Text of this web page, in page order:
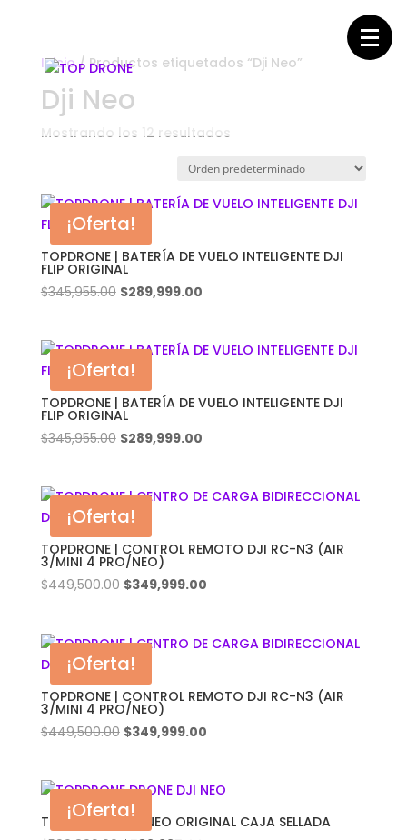
Inicio/ Productos etiquetados “Dji Neo”
Dji Neo
Mostrando los 12 resultados
¡Oferta!
TOPDRONE | BATERÍA DE VUELO INTELIGENTE DJI
FLIP ORIGINAL
$345,955.00 El
era:
$345,955.00.
$289,999.00El
es:
¡Oferta!
TOPDRONE | BATERÍA DE VUELO INTELIGENTE DJI
FLIP ORIGINAL
$345,955.00 El
era:
$345,955.00.
$289,999.00El
es:
¡Oferta!
TOPDRONE | CONTROL REMOTO DJI RC-N3 (AIR
3/MINI 4 PRO/NEO)
$449,500.00 El
era:
$449,500.00.
$349,999.00El
es:
¡Oferta!
TOPDRONE | CONTROL REMOTO DJI RC-N3 (AIR
3/MINI 4 PRO/NEO)
$449,500.00 El
era:
$449,500.00.
$349,999.00El
es:
$349,999.00.
¡Oferta!
TOPDRONE | DJI NEO ORIGINAL CAJA SELLADA